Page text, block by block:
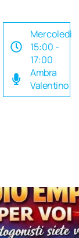
Mercoledì
15:00 -
17:00
Ambra
Valentino